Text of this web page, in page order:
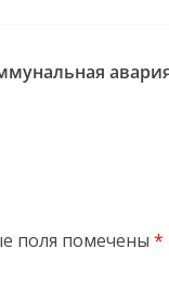
поля помечены *